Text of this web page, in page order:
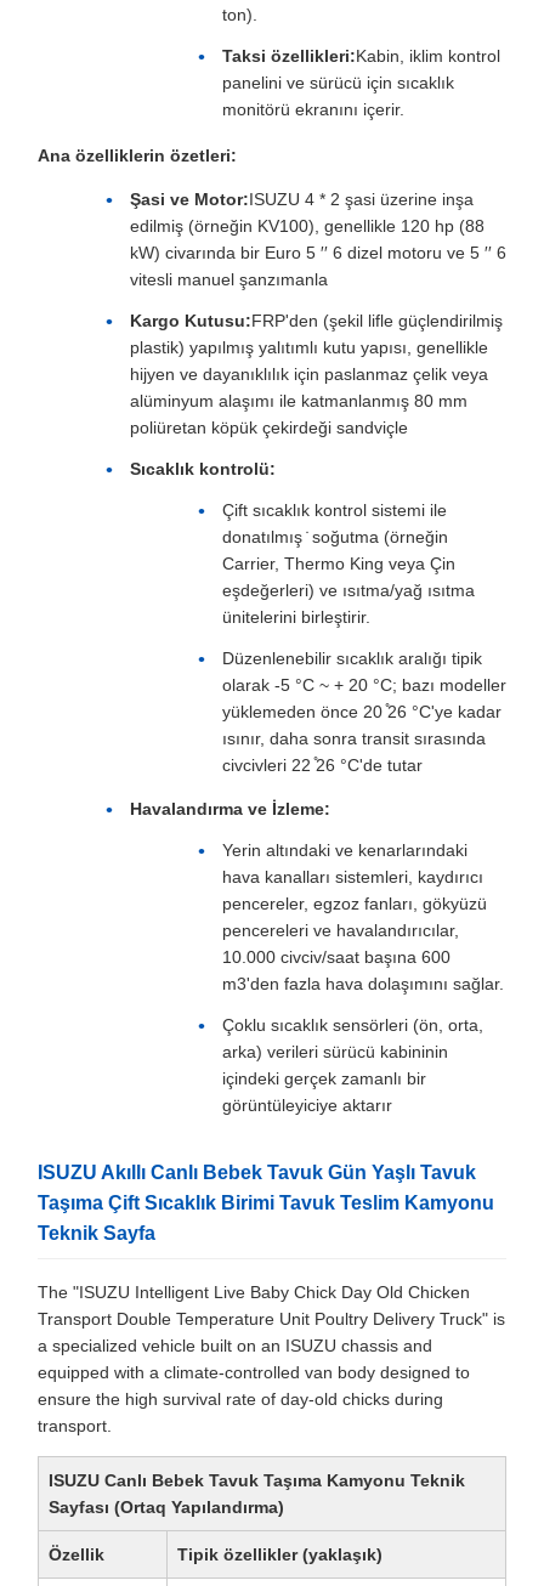
ton).
Taksi özellikleri:Kabin, iklim kontrol
panelini ve sürücü için sıcaklık
monitörü ekranını içerir.
Ana özelliklerin özetleri:
Şasi ve Motor:ISUZU 4 * 2 şasi üzerine inşa
edilmiş (örneğin KV100), genellikle 120 hp (88
kW) civarında bir Euro 5 ′′ 6 dizel motoru ve 5 ′′ 6
vitesli manuel şanzımanla
Kargo Kutusu:FRP'den (şekil lifle güçlendirilmiş
plastik) yapılmış yalıtımlı kutu yapısı, genellikle
hijyen ve dayanıklılık için paslanmaz çelik veya
alüminyum alaşımı ile katmanlanmış 80 mm
poliüretan köpük çekirdeği sandviçle
Sıcaklık kontrolü:
Çift sıcaklık kontrol sistemi ile
donatılmış ̇ soğutma (örneğin
Carrier, Thermo King veya Çin
eşdeğerleri) ve ısıtma/yağ ısıtma
ünitelerini birleştirir.
Düzenlenebilir sıcaklık aralığı tipik
olarak -5 °C ~ + 20 °C; bazı modeller
yüklemeden önce 20 ̊26 °C'ye kadar
ısınır, daha sonra transit sırasında
civcivleri 22 ̊26 °C'de tutar
Havalandırma ve İzleme:
Yerin altındaki ve kenarlarındaki
hava kanalları sistemleri, kaydırıcı
pencereler, egzoz fanları, gökyüzü
pencereleri ve havalandırıcılar,
10.000 civciv/saat başına 600
m3'den fazla hava dolaşımını sağlar.
Çoklu sıcaklık sensörleri (ön, orta,
arka) verileri sürücü kabininin
içindeki gerçek zamanlı bir
görüntüleyiciye aktarır
ISUZU Akıllı Canlı Bebek Tavuk Gün Yaşlı Tavuk
Taşıma Çift Sıcaklık Birimi Tavuk Teslim Kamyonu
Teknik Sayfa
The "ISUZU Intelligent Live Baby Chick Day Old Chicken
Transport Double Temperature Unit Poultry Delivery Truck" is
a specialized vehicle built on an ISUZU chassis and
equipped with a climate-controlled van body designed to
ensure the high survival rate of day-old chicks during
transport.
ISUZU Canlı Bebek Tavuk Taşıma Kamyonu Teknik
Sayfası (Ortaq Yapılandırma)
Özellik Tipik özellikler (yaklaşık)